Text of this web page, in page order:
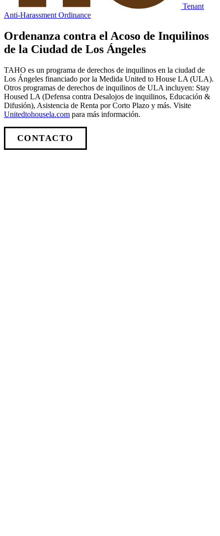
Tenant
Anti-Harassment Ordinance
Ordenanza contra el Acoso de Inquilinos
de la Ciudad de Los Ángeles
TAHO es un programa de derechos de inquilinos en la ciudad de
Los Ángeles financiado por la Medida United to House LA (ULA).
Otros programas de derechos de inquilinos de ULA incluyen: Stay
Housed LA (Defensa contra Desalojos de inquilinos, Educación &
Difusión), Asistencia de Renta por Corto Plazo y más. Visite
Unitedtohousela.com para más información.
CONTACTO